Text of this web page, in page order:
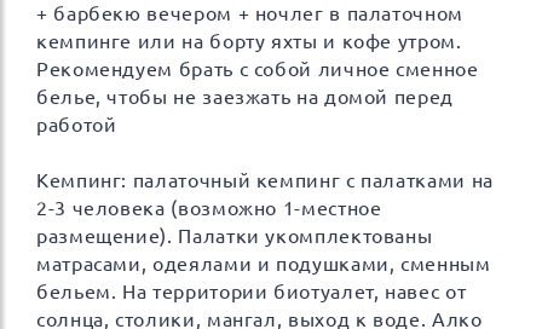
+ барбекю вечером + ночлег в палаточном
кемпинге или на борту яхты и кофе утром.
Рекомендуем брать с собой личное сменное
белье, чтобы не заезжать на домой перед
работой
Кемпинг: палаточный кемпинг с палатками на
2-3 человека (возможно 1-местное
размещение). Палатки укомплектованы
матрасами, одеялами и подушками, сменным
бельем. На территории биотуалет, навес от
солнца, столики, мангал, выход к воде. Алко